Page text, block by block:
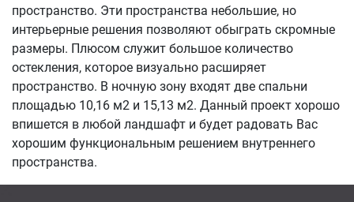
пространство. Эти пространства небольшие, но
интерьерные решения позволяют обыграть скромные
размеры. Плюсом служит большое количество
остекления, которое визуально расширяет
пространство. В ночную зону входят две спальни
площадью 10,16 м2 и 15,13 м2. Данный проект хорошо
впишется в любой ландшафт и будет радовать Вас
хорошим функциональным решением внутреннего
пространства.